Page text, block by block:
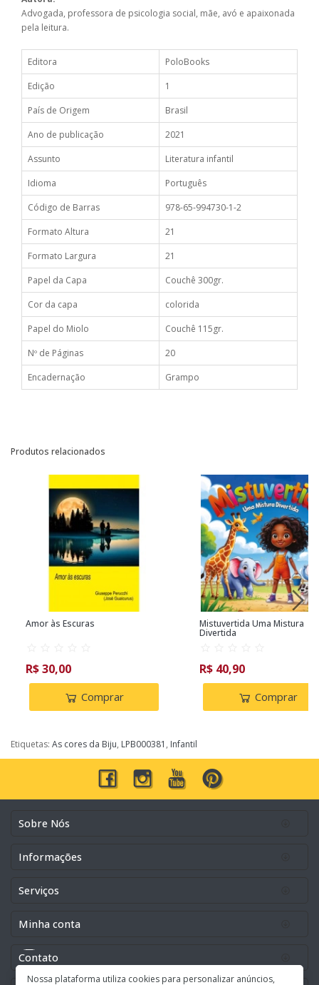
Nossa plataforma utiliza cookies para personalizar anúncios,
Advogada, professora de psicologia social, mãe, avó e apaixonada
pela leitura.
Editora
PoloBooks
Edição
1
País de Origem
Brasil
Ano de publicação
2021
Assunto
Literatura infantil
Idioma
Português
Código de Barras
978-65-994730-1-2
Formato Altura
21
Formato Largura
21
Papel da Capa
Couchê 300gr.
Cor da capa
colorida
Papel do Miolo
Couchê 115gr.
Nº de Páginas
20
Encadernação
Grampo
Produtos relacionados
Amor às Escuras
R$ 30,00
Comprar
Mistuvertida Uma Mistura
Divertida
R$ 40,90
Comprar
Etiquetas: As cores da Biju, LPB000381 , Infantil
Sobre Nós
Informações
Serviços
Minha conta
Contato